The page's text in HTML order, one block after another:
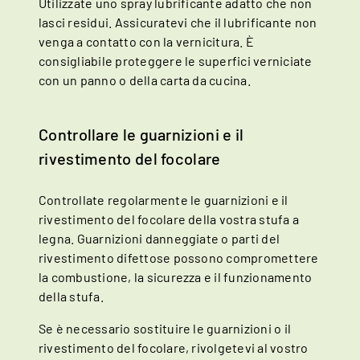
lasci residui. Assicuratevi che il lubrificante non
venga a contatto con la vernicitura. È
consigliabile proteggere le superfici verniciate
con un panno o della carta da cucina.
Controllare le guarnizioni e il
rivestimento del focolare
Controllate regolarmente le guarnizioni e il
rivestimento del focolare della vostra stufa a
legna. Guarnizioni danneggiate o parti del
rivestimento difettose possono compromettere
la combustione, la sicurezza e il funzionamento
della stufa.
Se è necessario sostituire le guarnizioni o il
rivestimento del focolare, rivolgetevi al vostro